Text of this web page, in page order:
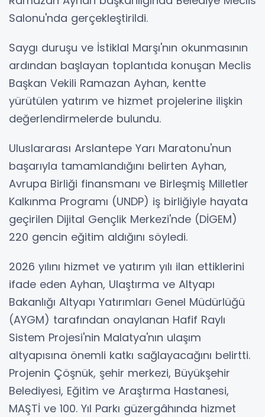
Salonu'nda gerçekleştirildi.
Saygı duruşu ve İstiklal Marşı'nın okunmasının
ardından başlayan toplantıda konuşan Meclis
Başkan Vekili Ramazan Ayhan, kentte
yürütülen yatırım ve hizmet projelerine ilişkin
değerlendirmelerde bulundu.
Uluslararası Arslantepe Yarı Maratonu'nun
başarıyla tamamlandığını belirten Ayhan,
Avrupa Birliği finansmanı ve Birleşmiş Milletler
Kalkınma Programı (UNDP) iş birliğiyle hayata
geçirilen Dijital Gençlik Merkezi'nde (DİGEM)
220 gencin eğitim aldığını söyledi.
2026 yılını hizmet ve yatırım yılı ilan ettiklerini
ifade eden Ayhan, Ulaştırma ve Altyapı
Bakanlığı Altyapı Yatırımları Genel Müdürlüğü
(AYGM) tarafından onaylanan Hafif Raylı
Sistem Projesi'nin Malatya'nın ulaşım
altyapısına önemli katkı sağlayacağını belirtti.
Projenin Çöşnük, şehir merkezi, Büyükşehir
Belediyesi, Eğitim ve Araştırma Hastanesi,
MAŞTİ ve 100. Yıl Parkı güzergâhında hizmet